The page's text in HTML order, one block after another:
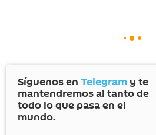
Síguenos en Telegram y te
mantendremos al tanto de
todo lo que pasa en el
mundo.